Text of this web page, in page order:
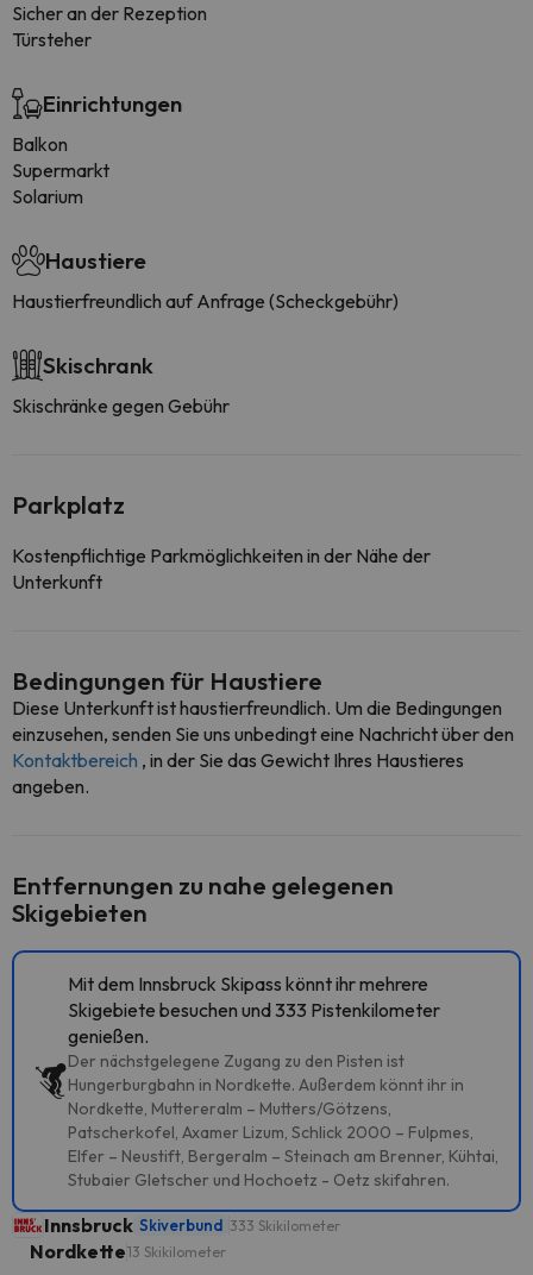
Sicher an der Rezeption
Türsteher
Einrichtungen
Balkon
Supermarkt
Solarium
Haustiere
Haustierfreundlich auf Anfrage (Scheckgebühr)
Skischrank
Skischränke gegen Gebühr
Parkplatz
Kostenpflichtige Parkmöglichkeiten in der Nähe der
Unterkunft
Bedingungen für Haustiere
Diese Unterkunft ist haustierfreundlich. Um die Bedingungen
einzusehen, senden Sie uns unbedingt eine Nachricht über den
Kontaktbereich , in der Sie das Gewicht Ihres Haustieres
angeben.
Entfernungen zu nahe gelegenen
Skigebieten
Mit dem Innsbruck Skipass könnt ihr mehrere
Skigebiete besuchen und 333 Pistenkilometer
genießen.
Der nächstgelegene Zugang zu den Pisten ist
Hungerburgbahn in Nordkette. Außerdem könnt ihr in
Nordkette, Muttereralm – Mutters/Götzens,
Patscherkofel, Axamer Lizum, Schlick 2000 – Fulpmes,
Elfer – Neustift, Bergeralm – Steinach am Brenner, Kühtai,
Stubaier Gletscher und Hochoetz - Oetz skifahren.
Innsbruck Skiverbund 333 Skikilometer
Nordkette13 Skikilometer